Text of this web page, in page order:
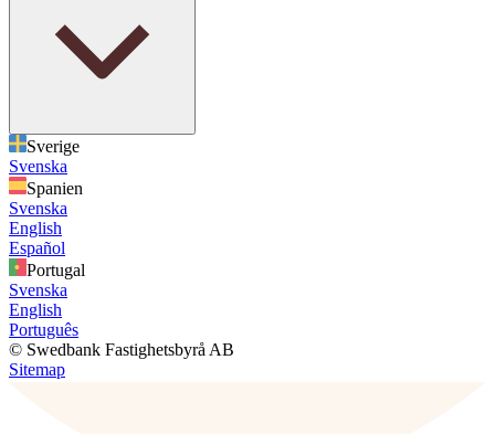
Sverige
Svenska
Spanien
Svenska
English
Español
Portugal
Svenska
English
Português
© Swedbank Fastighetsbyrå AB
Sitemap